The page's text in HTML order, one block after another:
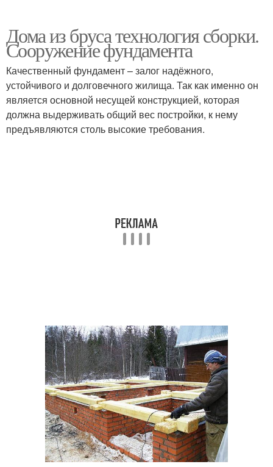
Дома из бруса технология сборки.
Сооружение фундамента
Качественный фундамент – залог надёжного,
устойчивого и долговечного жилища. Так как именно он
является основной несущей конструкцией, которая
должна выдерживать общий вес постройки, к нему
предъявляются столь высокие требования.